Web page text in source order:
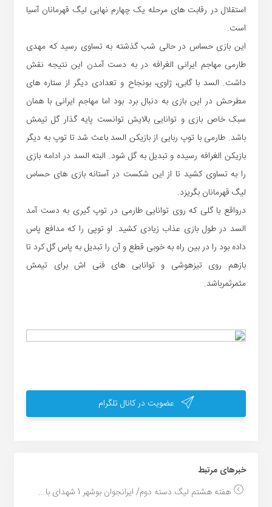
استقلال در رقابت های مرحله یک چهارم نهایی لیگ قهرمانان آسیا
است.
این بازی حساس در حالی شب گذشته به تساوی رسید که مهدی
طارمی مهاجم ایرانی الغرافه در به دست آمدن این نتیجه نقش
داشت. السد با گابی، ژاوی، بونجاح و تعدادی دیگر از ستاره های
مطرحش در این بازی به دنبال برد بود اما مهاجم ایرانی با همان
سبک خاص بازی و توانایی بالایش توانست پایه گذار گل تیمش
باشد. طارمی با توپ ربایی از بازیکن السد باعث شد تا توپ به دیگر
بازیکن الغرافه رسیده و تبدیل به گل شود. البته السد در ادامه بازی
را به تساوی کشید تا از این شکست در آستانه بازی های حساس
لیگ قهرمانان بگریزد.
درواقع با گلی که روی توانایی طارمی در توپ گیری به دست آمد
السد در طول بازی عذاب زیادی کشید. او توپی را که مدافع پاس
داده بود را در بین راه به خوبی قطع و آن را تبدیل به پاس گل کرد تا
بازهم روی تیزهوشی و توانایی های فنی اش برای تیمش
مثمرثمرباشد.
عضویت در کانال تلگرام
خبر‌های مرتبط
هفته هشتم لیگ دسته دوم/ ایرانجوان بوشهر 1 شهدای با...